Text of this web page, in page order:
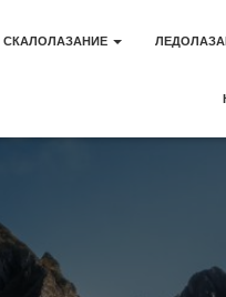
СКАЛОЛАЗАНИЕ